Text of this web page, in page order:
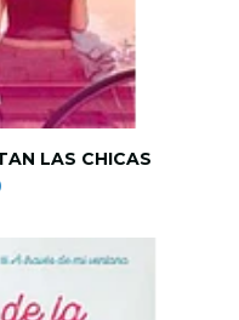
LAS CHICAS